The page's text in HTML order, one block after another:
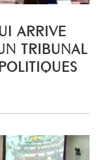
ARRIVE
TRIBUNAL